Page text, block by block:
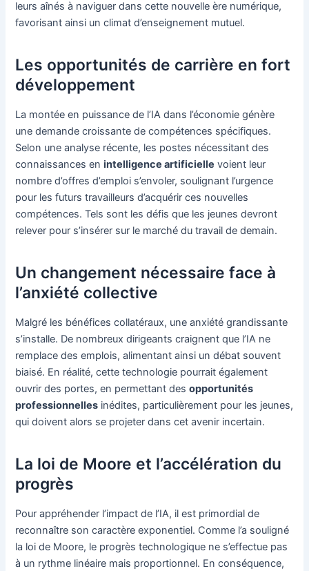
leurs aînés à naviguer dans cette nouvelle ère numérique,
favorisant ainsi un climat d’enseignement mutuel.
Les opportunités de carrière en fort
développement
La montée en puissance de l’IA dans l’économie génère
une demande croissante de compétences spécifiques.
Selon une analyse récente, les postes nécessitant des
connaissances enintelligence artificielle voient leur
nombre d’offres d’emploi s’envoler, soulignant l’urgence
pour les futurs travailleurs d’acquérir ces nouvelles
compétences. Tels sont les défis que les jeunes devront
relever pour s’insérer sur le marché du travail de demain.
Un changement nécessaire face à
l’anxiété collective
Malgré les bénéfices collatéraux, une anxiété grandissante
s’installe. De nombreux dirigeants craignent que l’IA ne
remplace des emplois, alimentant ainsi un débat souvent
biaisé. En réalité, cette technologie pourrait également
ouvrir des portes, en permettant desopportunités
professionnelles inédites, particulièrement pour les jeunes,
qui doivent alors se projeter dans cet avenir incertain.
La loi de Moore et l’accélération du
progrès
Pour appréhender l’impact de l’IA, il est primordial de
reconnaître son caractère exponentiel. Comme l’a souligné
la loi de Moore, le progrès technologique ne s’effectue pas
à un rythme linéaire mais proportionnel. En conséquence,